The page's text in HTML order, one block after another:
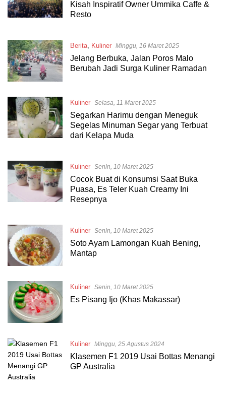
Kisah Inspiratif Owner Ummika Caffe &
Resto
Berita, Kuliner Minggu, 16 Maret 2025
Jelang Berbuka, Jalan Poros Malo
Berubah Jadi Surga Kuliner Ramadan
Kuliner Selasa, 11 Maret 2025
Segarkan Harimu dengan Meneguk
Segelas Minuman Segar yang Terbuat
dari Kelapa Muda
Kuliner Senin, 10 Maret 2025
Cocok Buat di Konsumsi Saat Buka
Puasa, Es Teler Kuah Creamy Ini
Resepnya
Kuliner Senin, 10 Maret 2025
Soto Ayam Lamongan Kuah Bening,
Mantap
Kuliner Senin, 10 Maret 2025
Es Pisang Ijo (Khas Makassar)
Kuliner Minggu, 25 Agustus 2024
Klasemen F1 2019 Usai Bottas Menangi
GP Australia